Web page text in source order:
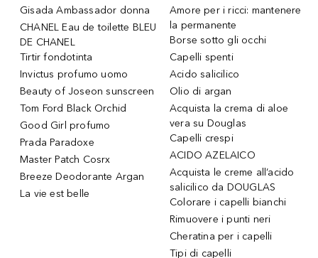
Gisada Ambassador donna
CHANEL Eau de toilette BLEU
DE CHANEL
Tirtir fondotinta
Invictus profumo uomo
Beauty of Joseon sunscreen
Tom Ford Black Orchid
Good Girl profumo
Prada Paradoxe
Master Patch Cosrx
Breeze Deodorante Argan
La vie est belle
Amore per i ricci: mantenere
la permanente
Borse sotto gli occhi
Capelli spenti
Acido salicilico
Olio di argan
Acquista la crema di aloe
vera su Douglas
Capelli crespi
ACIDO AZELAICO
Acquista le creme all’acido
salicilico da DOUGLAS
Colorare i capelli bianchi
Rimuovere i punti neri
Cheratina per i capelli
Tipi di capelli